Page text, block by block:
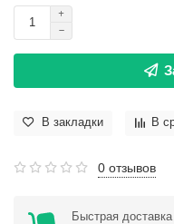
В закладки В
0 отзывов
Быстрая доставка